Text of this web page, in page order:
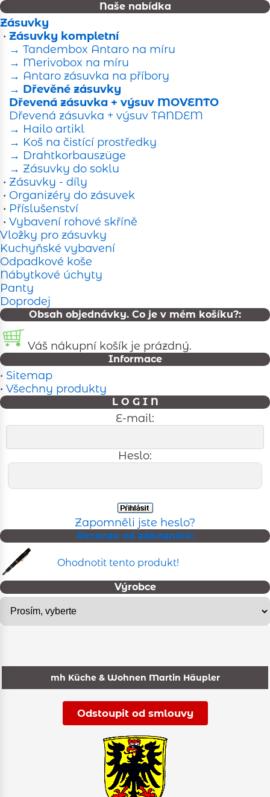
Naše nabídka
Zásuvky
• Zásuvky kompletní
→ Tandembox Antaro na míru
→ Merivobox na míru
→ Antaro zásuvka na příbory
→ Dřevěné zásuvky
Dřevená zásuvka + výsuv MOVENTO
Dřevená zásuvka + výsuv TANDEM
→ Hailo artikl
→ Koš na čistící prostředky
→ Drahtkorbauszüge
→ Zásuvky do soklu
• Zásuvky - díly
• Organizéry do zásuvek
• Příslušenství
• Vybavení rohové skříně
Vložky pro zásuvky
Kuchyňské vybavení
Odpadkové koše
Nábytkové úchyty
Panty
Doprodej
Obsah objednávky. Co je v mém košíku?:
Váš nákupní košík je prázdný.
Informace
• Sitemap
• Všechny produkty
L O G I N
E-mail:
Heslo:
Zapomněli jste heslo?
Recenze od zákazníků:
Ohodnotit tento produkt!
Výrobce
mh Küche & Wohnen Martin Häupler
Odstoupit od smlouvy